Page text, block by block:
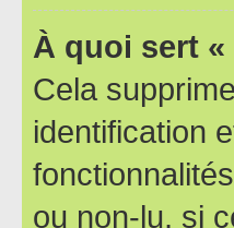
À quoi sert
Cela
identification
ou non-lu, si